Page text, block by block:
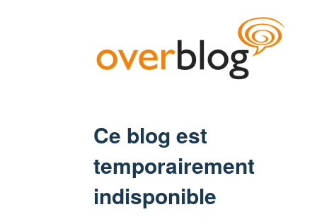
Ce blog est
temporairement
indisponible